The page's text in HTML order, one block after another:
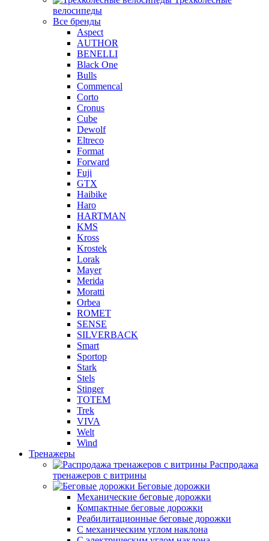
велосипеды
Все бренды
Aspect
AUTHOR
BENELLI
Black One
Bulls
Commencal
Corto
Cronus
Cube
Dewolf
Eltreco
Format
Forward
Fuji
GTX
Haibike
Haro
HARTMAN
KMS
Kross
Krostek
Lorak
Mayer
Merida
Moratti
Orbea
ROMET
SENSE
SILVERBACK
Smart
Sportop
Stark
Stels
Stinger
TOTEM
Trek
VIVA
Welt
Wind
Тренажеры
Распродажа
тренажеров с витрины
Беговые дорожки
Механические беговые дорожки
Компактные беговые дорожки
Реабилитационные беговые дорожки
С механическим углом наклона